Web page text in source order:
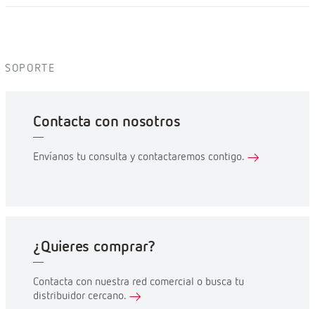
SOPORTE
Contacta con nosotros
Envíanos tu consulta y contactaremos contigo.
¿Quieres comprar?
Contacta con nuestra red comercial o busca tu
distribuidor cercano.